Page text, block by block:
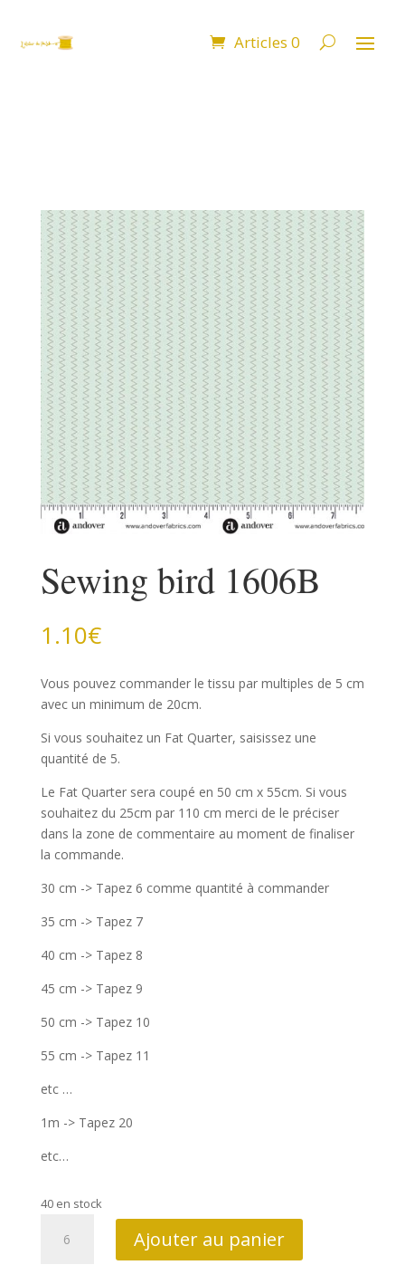
Articles 0
Sewing bird 1606B
1.10€
Vous pouvez commander le tissu par multiples de 5 cm
avec un minimum de 20cm.
Si vous souhaitez un Fat Quarter, saisissez une
quantité de 5.
Le Fat Quarter sera coupé en 50 cm x 55cm. Si vous
souhaitez du 25cm par 110 cm merci de le préciser
dans la zone de commentaire au moment de finaliser
la commande.
30 cm -> Tapez 6 comme quantité à commander
35 cm -> Tapez 7
40 cm -> Tapez 8
45 cm -> Tapez 9
50 cm -> Tapez 10
55 cm -> Tapez 11
etc …
1m -> Tapez 20
etc…
40 en stock
Ajouter au panier